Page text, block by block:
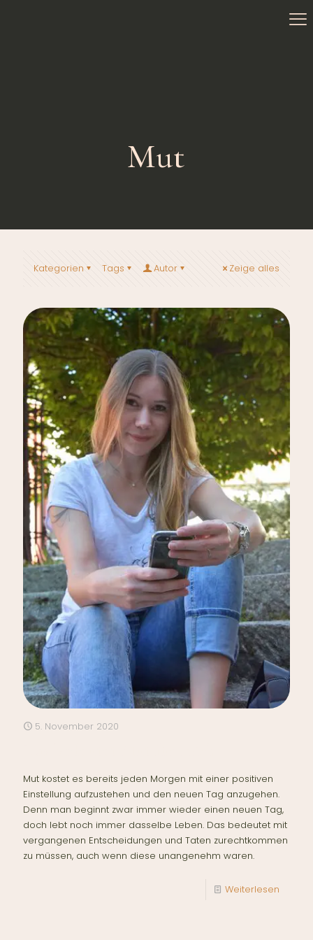
Mut
Kategorien Tags Autor Zeige alles
5. November 2020
Mut kostet es bereits jeden Morgen mit einer positiven
Einstellung aufzustehen und den neuen Tag anzugehen.
Denn man beginnt zwar immer wieder einen neuen Tag,
doch lebt noch immer dasselbe Leben. Das bedeutet mit
vergangenen Entscheidungen und Taten zurechtkommen
zu müssen, auch wenn diese unangenehm waren.
Weiterlesen